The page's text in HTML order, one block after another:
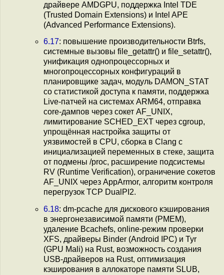
драйвере AMDGPU, поддержка Intel TDE
(Trusted Domain Extensions) и Intel APE
(Advanced Performance Extensions).
6.17: повышение производительности Btrfs,
системные вызовы file_getattr() и file_setattr(),
унификация однопроцессорных и
многопроцессорных конфигураций в
планировщике задач, модуль DAMON_STAT
со статистикой доступа к памяти, поддержка
Live-патчей на системах ARM64, отправка
core-дампов через сокет AF_UNIX,
лимитирование SCHED_EXT через cgroup,
упрощённая настройка защиты от
уязвимостей в CPU, сборка в Clang с
инициализацией переменных в стеке, защита
от подмены /proc, расширение подсистемы
RV (Runtime Verification), ограничение сокетов
AF_UNIX через AppArmor, алгоритм контроля
перегрузок TCP DualPI2.
6.18: dm-pcache для дискового кэширования
в энергонезависимой памяти (PMEM),
удаление Bcachefs, online-режим проверки
XFS, драйверы Binder (Android IPC) и Tyr
(GPU Mali) на Rust, возможность создания
USB-драйверов на Rust, оптимизация
кэширования в аллокаторе памяти SLUB,